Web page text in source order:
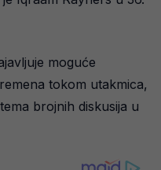
moguće
tokom utakmica,
brojnih diskusija u